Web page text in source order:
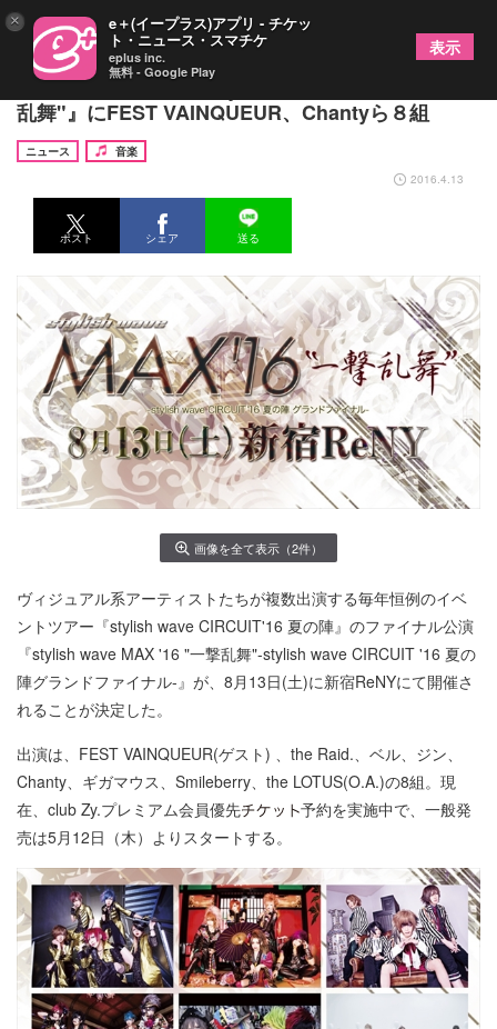
V系恒例夏イベント『stylish wave MAX '16 "一撃
乱舞"』にFEST VAINQUEUR、Chantyら８組
ニュース
音楽
2016.4.13
ポスト シェア 送る
画像を全て表示（2件）
ヴィジュアル系アーティストたちが複数出演する毎年恒例のイベ
ントツアー『stylish wave CIRCUIT'16 夏の陣』のファイナル公演
『stylish wave MAX '16 "一撃乱舞"-stylish wave CIRCUIT '16 夏の
陣グランドファイナル-』が、8月13日(土)に新宿ReNYにて開催さ
れることが決定した。
出演は、FEST VAINQUEUR(ゲスト) 、the Raid.、ベル、ジン、
Chanty、ギガマウス、Smileberry、the LOTUS(O.A.)の8組。現
在、club Zy.プレミアム会員優先
予約を実施中で、一般発
売は5月12日（木）よりスタートする。
× e＋(イープラス)アプリ - チケッ
ト・ニュース・スマチケ
eplus inc.
無料 - Google Play
表示